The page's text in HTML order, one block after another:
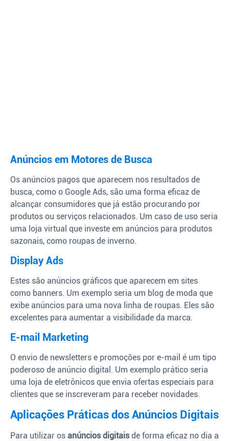
Anúncios em Motores de Busca
Os anúncios pagos que aparecem nos resultados de
busca, como o Google Ads, são uma forma eficaz de
alcançar consumidores que já estão procurando por
produtos ou serviços relacionados. Um caso de uso seria
uma loja virtual que investe em anúncios para produtos
sazonais, como roupas de inverno.
Display Ads
Estes são anúncios gráficos que aparecem em sites
como banners. Um exemplo seria um blog de moda que
exibe anúncios para uma nova linha de roupas. Eles são
excelentes para aumentar a visibilidade da marca.
E-mail Marketing
O envio de newsletters e promoções por e-mail é um tipo
poderoso de anúncio digital. Um exemplo prático seria
uma loja de eletrônicos que envia ofertas especiais para
clientes que se inscreveram para receber novidades.
Aplicações Práticas dos Anúncios Digitais
Para utilizar os anúncios digitaisde forma eficaz no dia a